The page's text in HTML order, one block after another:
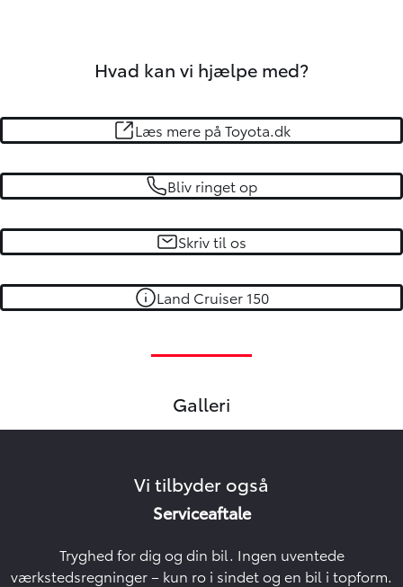
Hvad kan vi hjælpe med?
Læs mere på Toyota.dk
Bliv ringet op
Skriv til os
Land Cruiser 150
Galleri
Oops... Failed to load content...
Vi tilbyder også
Serviceaftale
Tryghed for dig og din bil. Ingen uventede
værkstedsregninger – kun ro i sindet og en bil i topform.